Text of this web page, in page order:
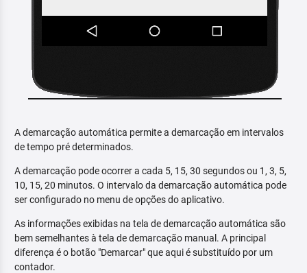
A demarcação automática permite a demarcação em intervalos
de tempo pré determinados.
A demarcação pode ocorrer a cada 5, 15, 30 segundos ou 1, 3, 5,
10, 15, 20 minutos. O intervalo da demarcação automática pode
ser configurado no menu de opções do aplicativo.
As informações exibidas na tela de demarcação automática são
bem semelhantes à tela de demarcação manual. A principal
diferença é o botão "Demarcar" que aqui é substituído por um
contador.